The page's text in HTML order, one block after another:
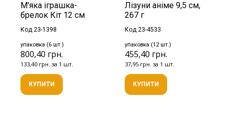
М'яка іграшка-
брелок Кіт 12 см
Код 23-1398
упаковка (6 шт.)
800,40 грн.
133,40 грн. за 1 шт.
КУПИТИ
Лізуни аніме 9,5 см,
267 г
Код 23-4533
упаковка (12 шт.)
455,40 грн.
37,95 грн. за 1 шт.
КУПИТИ